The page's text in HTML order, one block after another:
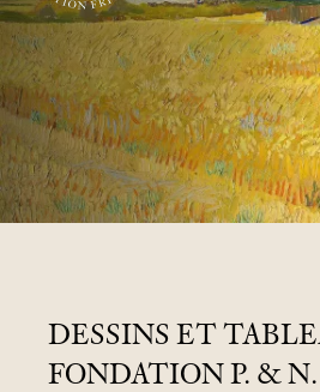
DESSINS ET
FONDATION P. &